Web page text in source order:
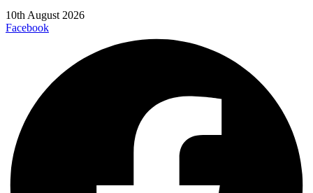
10th August 2026
Facebook